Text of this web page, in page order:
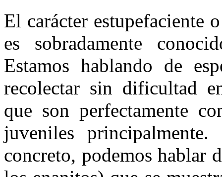
El carácter estupefaciente
es sobradamente
Estamos hablando de
recolec­tar sin dificultad
que son per­fectamente
juveniles
concreto, podemos hablar